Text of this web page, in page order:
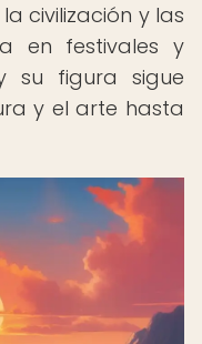
civilización y las
en festivales y
su figura sigue
y el arte hasta